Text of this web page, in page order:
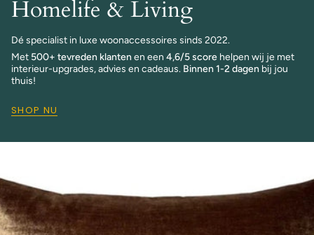
Homelife & Living
Dé specialist in luxe woonaccessoires sinds 2022.
Met 500+ tevreden klanten en een 4,6/5 score helpen wij je met
interieur-upgrades, advies en cadeaus. Binnen 1-2 dagen bij jou
thuis!
SHOP NU